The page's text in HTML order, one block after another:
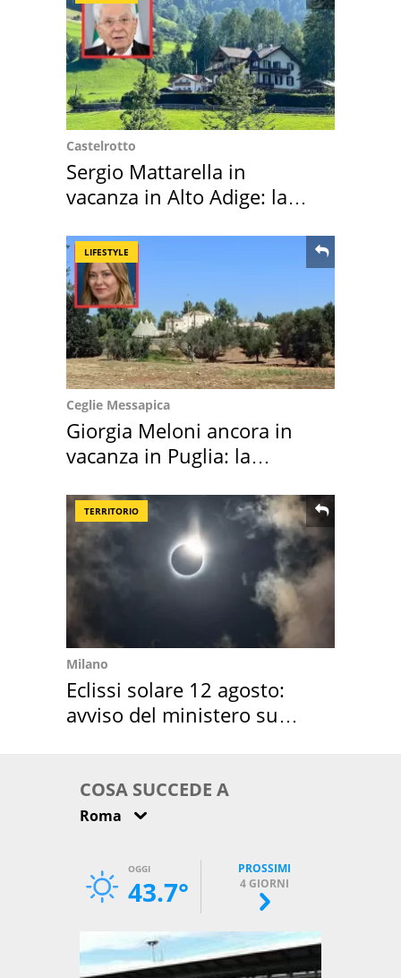
Castelrotto
Sergio Mattarella in
vacanza in Alto Adige: la
LIFESTYLE
Ceglie Messapica
Giorgia Meloni ancora in
vacanza in Puglia: la
TERRITORIO
Milano
Eclissi solare 12 agosto:
avviso del ministero su